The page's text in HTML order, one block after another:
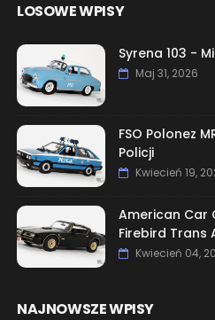
LOSOWE WPISY
Syrena 103 -
Maj 31, 2026
FSO Polonez
Policji
Kwiecień 19,
American Car
Firebird Trans
Kwiecień 04,
NAJNOWSZE WPISY